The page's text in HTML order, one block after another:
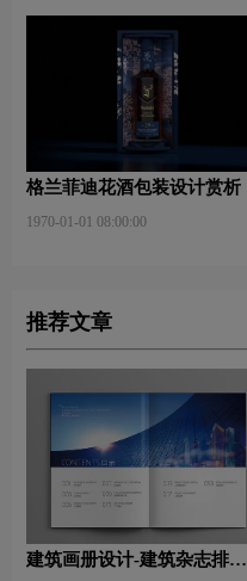
格兰菲迪花酒包装设计赏析
1970-01-01 08:00:00
推荐文章
建筑画册设计-建筑杂志排版